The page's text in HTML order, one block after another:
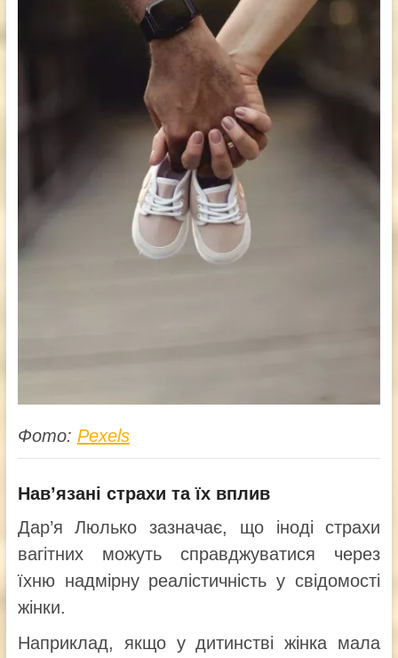
Фото: Pexels
Нав’язані страхи та їх вплив
Дар’я Люлько зазначає, що іноді страхи
вагітних можуть справджуватися через
їхню надмірну реалістичність у свідомості
жінки.
Наприклад, якщо у дитинстві жінка мала